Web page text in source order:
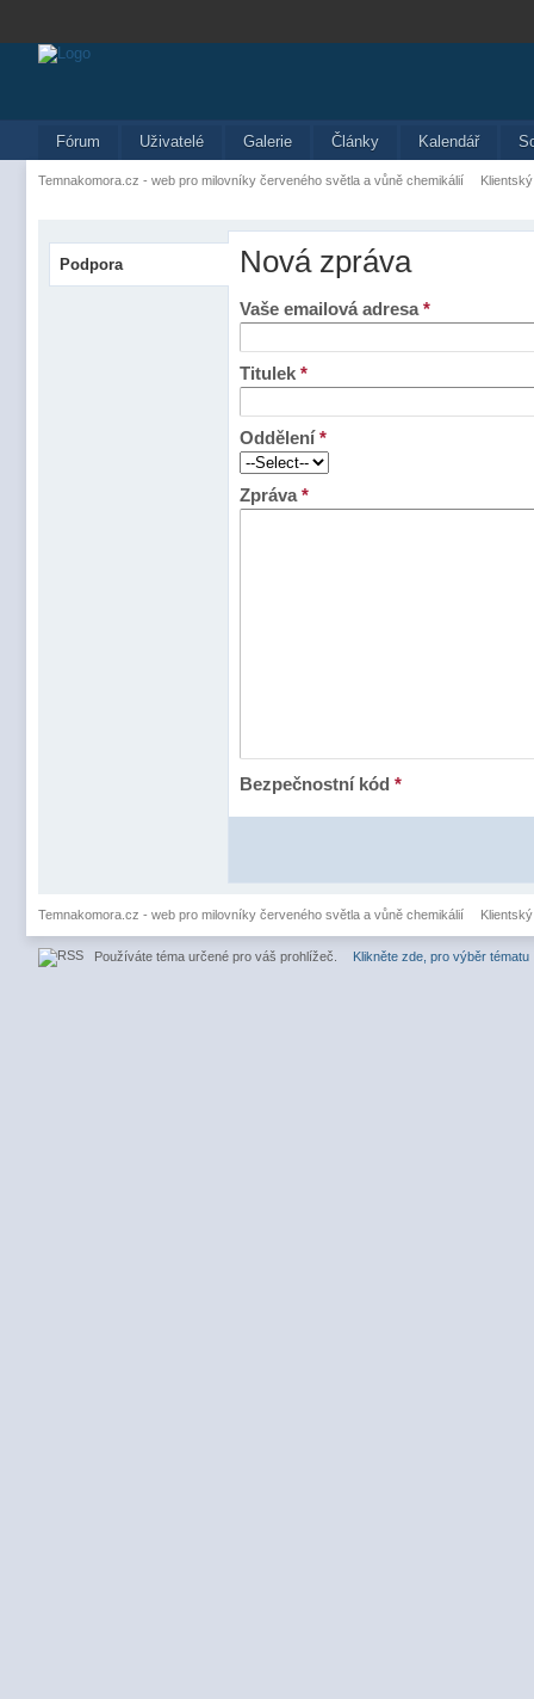
Fórum Uživatelé Galerie Články Kalendář
Temnakomora.cz - web pro milovníky červeného světla a vůně chemikálií
Podpora Nová zpráva
Vaše emailová adresa*
Titulek *
Oddělení*
Zpráva*
Bezpečnostní kód *
Temnakomora.cz - web pro milovníky červeného světla a vůně chemikálií
Používáte téma určené pro váš prohlížeč. Klikněte zde, pro výběr tématu